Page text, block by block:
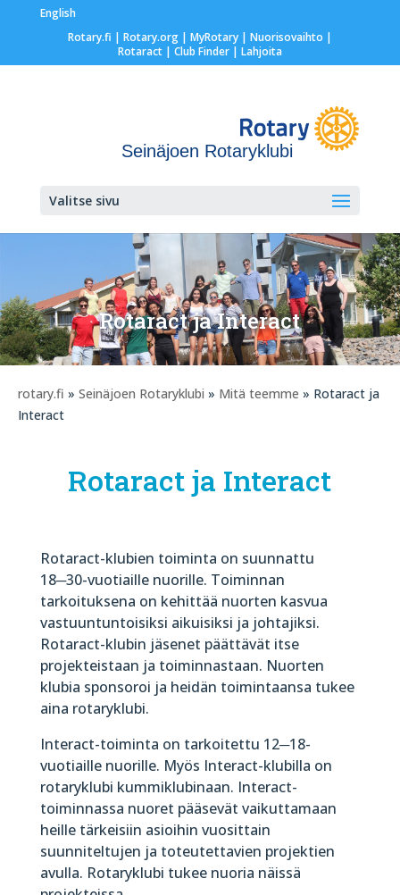
English
Rotary.fi | Rotary.org| MyRotary | Nuorisovaihto |
Rotaract| Club Finder| Lahjoita
Seinäjoen Rotaryklubi
Valitse sivu
Rotaract ja Interact
rotary.fi » Seinäjoen Rotaryklubi » Mitä teemme » Rotaract ja
Interact
Rotaract ja Interact
Rotaract-klubien toiminta on suunnattu
18─30-vuotiaille nuorille. Toiminnan
tarkoituksena on kehittää nuorten kasvua
vastuuntuntoisiksi aikuisiksi ja johtajiksi.
Rotaract-klubin jäsenet päättävät itse
projekteistaan ja toiminnastaan. Nuorten
klubia sponsoroi ja heidän toimintaansa tukee
aina rotaryklubi.
Interact-toiminta on tarkoitettu 12─18-
vuotiaille nuorille. Myös Interact-klubilla on
rotaryklubi kummiklubinaan. Interact-
toiminnassa nuoret pääsevät vaikuttamaan
heille tärkeisiin asioihin vuosittain
suunniteltujen ja toteutettavien projektien
avulla. Rotaryklubi tukee nuoria näissä